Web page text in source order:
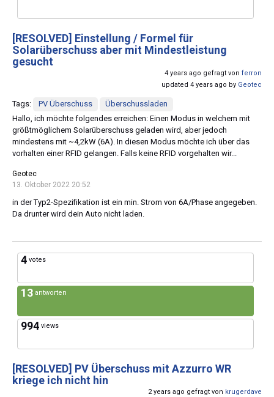
[RESOLVED] Einstellung / Formel für
Solarüberschuss aber mit Mindestleistung
gesucht
4 years ago gefragt von ferron
updated 4 years ago by Geotec
Tags: PV Überschuss
Überschussladen
Hallo, ich möchte folgendes erreichen: Einen Modus in welchem mit
größtmöglichem Solarüberschuss geladen wird, aber jedoch
mindestens mit ~4,2kW (6A). In diesen Modus möchte ich über das
vorhalten einer RFID gelangen. Falls keine RFID vorgehalten wir...
Geotec
13. Oktober 2022 20:52
in der Typ2-Spezifikation ist ein min. Strom von 6A/Phase angegeben.
Da drunter wird dein Auto nicht laden.
4 votes
13 antworten
994 views
[RESOLVED] PV Überschuss mit Azzurro WR
kriege ich nicht hin
2 years ago gefragt von krugerdave